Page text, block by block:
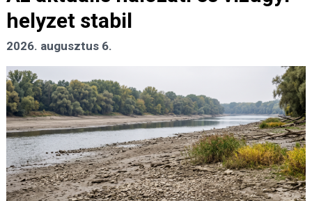
helyzet stabil
2026. augusztus 6.